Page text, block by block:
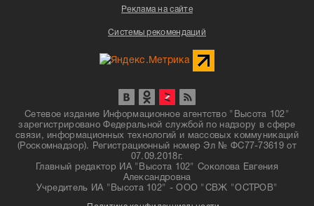
Реклама на сайте
Системы рекомендаций
Сетевое издание Информационное агентство "Высота 102"
зарегистрировано Федеральной службой по надзору в сфере
связи, информационных технологий и массовых коммуникаций
(Роскомнадзор). Регистрационный номер Эл № ФС77-73619 от
07.09.2018г.
Главный редактор ИА "Высота 102" Соколова Евгения
Александровна
Учредитель ИА "Высота 102" - ООО "СВЖ "ОСТРОВ"